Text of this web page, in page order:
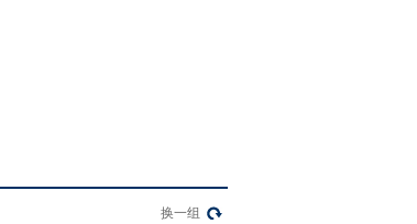
《江南四大才子》 第33
换一组